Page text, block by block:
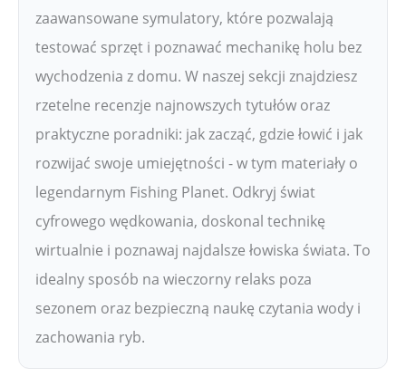
zaawansowane symulatory, które pozwalają
testować sprzęt i poznawać mechanikę holu bez
wychodzenia z domu. W naszej sekcji znajdziesz
rzetelne recenzje najnowszych tytułów oraz
praktyczne poradniki: jak zacząć, gdzie łowić i jak
rozwijać swoje umiejętności - w tym materiały o
legendarnym Fishing Planet. Odkryj świat
cyfrowego wędkowania, doskonal technikę
wirtualnie i poznawaj najdalsze łowiska świata. To
idealny sposób na wieczorny relaks poza
sezonem oraz bezpieczną naukę czytania wody i
zachowania ryb.